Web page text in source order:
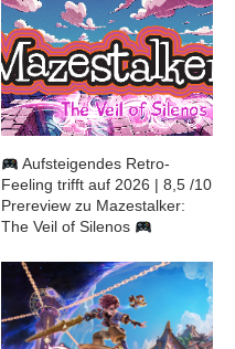
Aufsteigendes Retro-
Feeling trifft auf 2026 | 8,5 /10
Prereview zu Mazestalker:
The Veil of Silenos